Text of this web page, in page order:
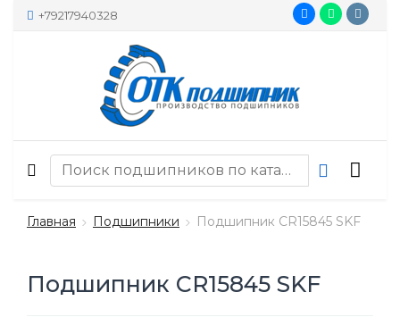
+79217940328
Главная Подшипники Подшипник CR15845 SKF
Подшипник CR15845 SKF